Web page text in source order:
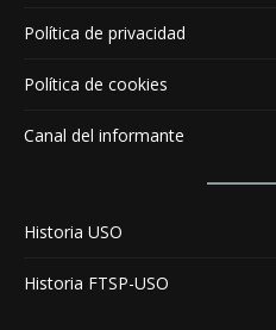
Política de privacidad
Política de cookies
Canal del informante
Historia USO
Historia FTSP-USO